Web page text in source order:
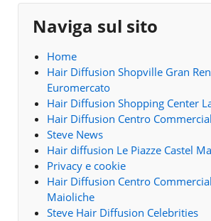
Naviga sul sito
Home
Hair Diffusion Shopville Gran
Euromercato
Hair Diffusion Shopping Center
Hair Diffusion Centro
Steve News
Hair diffusion Le Piazze Castel
Privacy e cookie
Hair Diffusion Centro
Maioliche
Steve Hair Diffusion Celebrities